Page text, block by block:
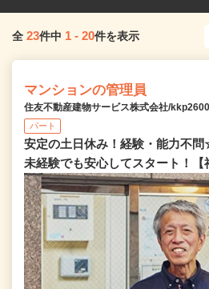
全 23件中 1 - 20件を表示
マンションの管理員
住友不動産建物サービス株式会社/
パート
安定の土日休み！経験・能力不
未経験でも安心してスタート！【